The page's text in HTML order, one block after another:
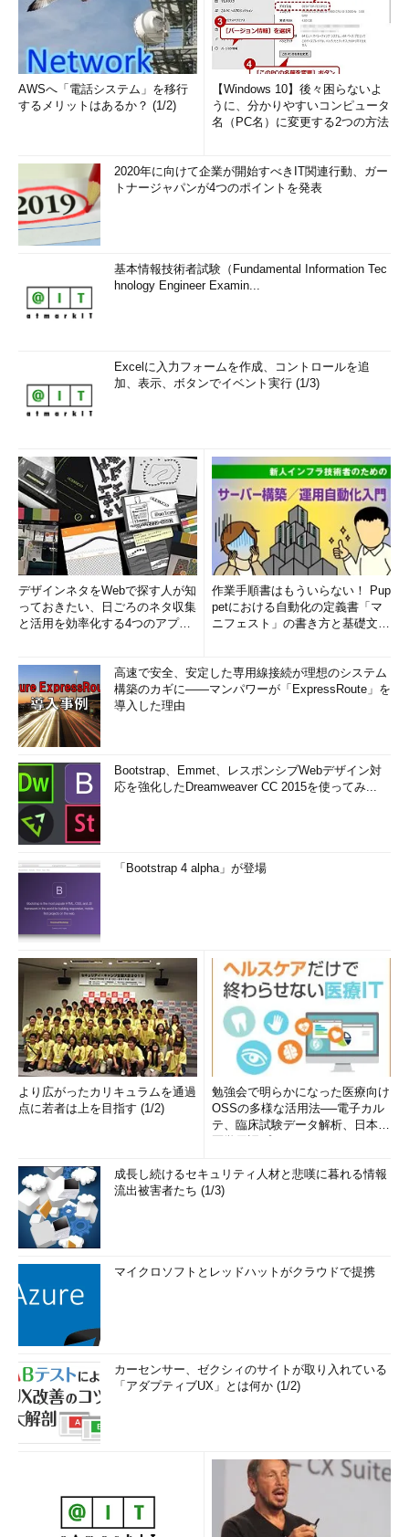
AWSへ「電話システム」を移行
するメリットはあるか？ (1/2)
【Windows 10】後々困らないよ
うに、分かりやすいコンピュータ
名（PC名）に変更する2つの方法
2020年に向けて企業が開始すべきIT関連行動、ガー
トナージャパンが4つのポイントを発表
基本情報技術者試験（Fundamental Information Tec
hnology Engineer Examin...
Excelに入力フォームを作成、コントロールを追
加、表示、ボタンでイベント実行 (1/3)
デザインネタをWebで探す人が知
っておきたい、日ごろのネタ収集
と活用を効率化する4つのアプリ
作業手順書はもういらない！ Pup
petにおける自動化の定義書「マ
ニフェスト」の書き方と基礎文法
高速で安全、安定した専用線接続が理想のシステム
構築のカギに――マンパワーが「ExpressRoute」を
導入した理由
Bootstrap、Emmet、レスポンシブWebデザイン対
応を強化したDreamweaver CC 2015を使ってみ...
「Bootstrap 4 alpha」が登場
より広がったカリキュラムを通過
点に若者は上を目指す (1/2)
勉強会で明らかになった医療向け
OSSの多様な活用法──電子カル
テ、臨床試験データ解析、日本語
成長し続けるセキュリティ人材と悲嘆に暮れる情報
流出被害者たち (1/3)
マイクロソフトとレッドハットがクラウドで提携
カーセンサー、ゼクシィのサイトが取り入れている
「アダプティブUX」とは何か (1/2)